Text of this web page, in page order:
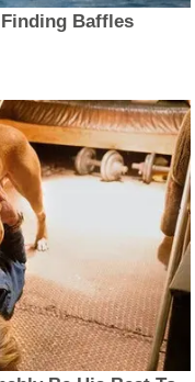
Baffles